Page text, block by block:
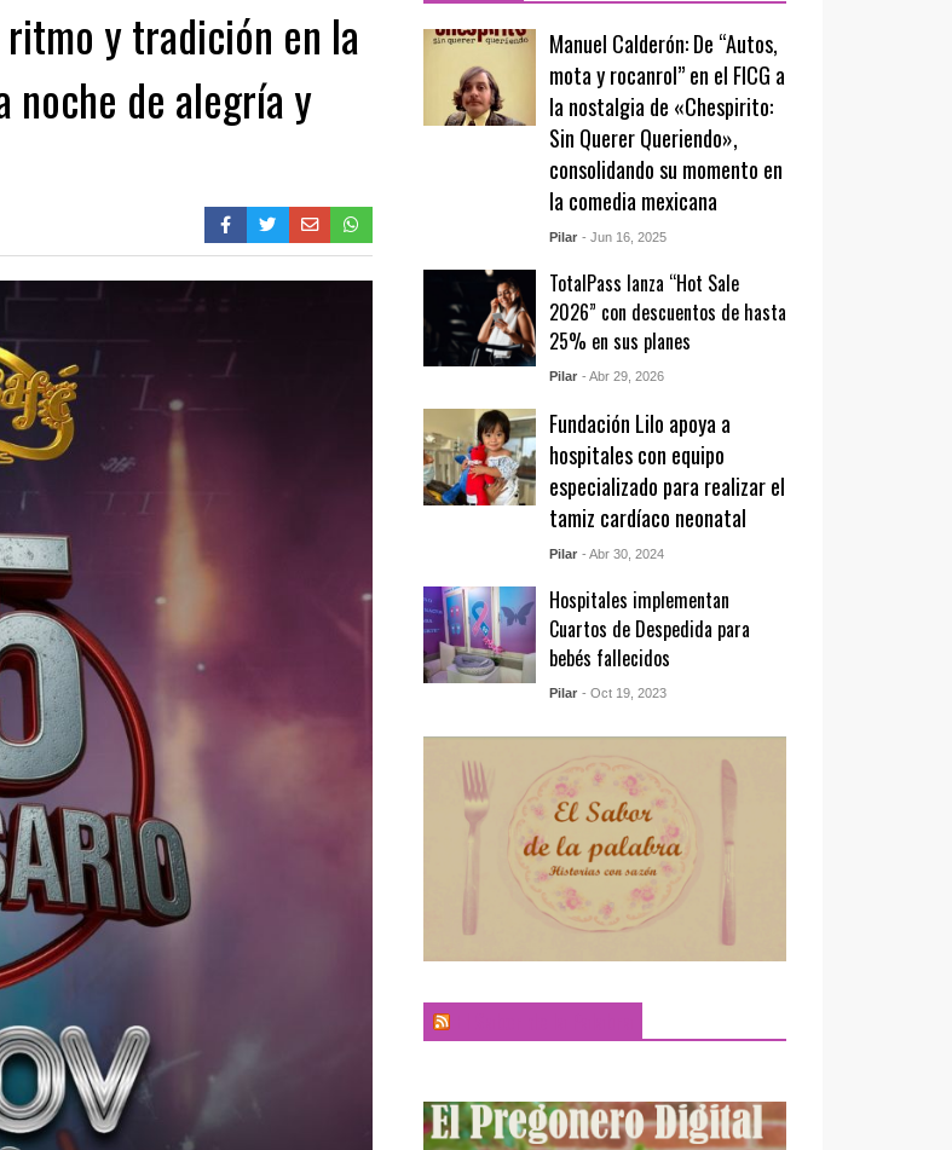
y tradición en la
noche de alegría y
Manuel Calderón: De “Autos,
mota y rocanrol” en el FICG a
la nostalgia de «Chespirito:
Sin Querer Queriendo»,
consolidando su momento en
la comedia mexicana
Pilar - Jun 16, 2025
TotalPass lanza “Hot Sale
2026” con descuentos de hasta
25% en sus planes
Pilar - Abr 29, 2026
Fundación Lilo apoya a
hospitales con equipo
especializado para realizar el
tamiz cardíaco neonatal
Pilar - Abr 30, 2024
Hospitales implementan
Cuartos de Despedida para
bebés fallecidos
Pilar - Oct 19, 2023